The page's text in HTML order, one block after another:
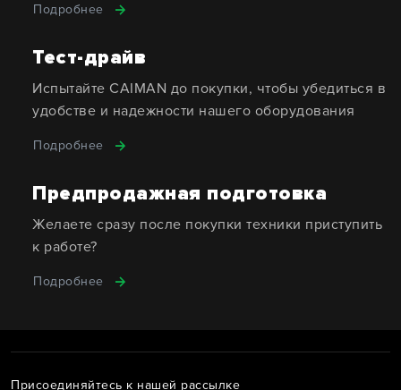
Подробнее
Тест-драйв
Испытайте CAIMAN до покупки, чтобы убедиться в
удобстве и надежности нашего оборудования
Подробнее
Предпродажная подготовка
Желаете сразу после покупки техники приступить
к работе?
Подробнее
Присоединяйтесь к нашей рассылке